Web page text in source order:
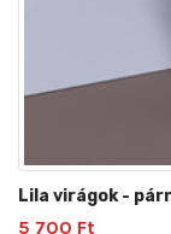
Lila virágok -
5 700 Ft